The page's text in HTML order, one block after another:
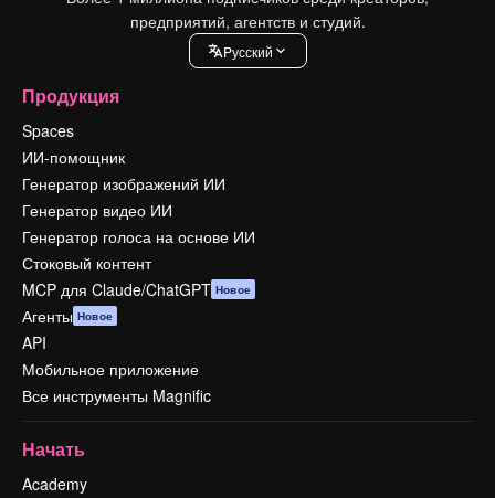
предприятий, агентств и студий.
Pусский
Продукция
Spaces
ИИ-помощник
Генератор изображений ИИ
Генератор видео ИИ
Генератор голоса на основе ИИ
Стоковый контент
MCP для Claude/ChatGPT Новое
Агенты Новое
API
Мобильное приложение
Все инструменты Magnific
Начать
Academy